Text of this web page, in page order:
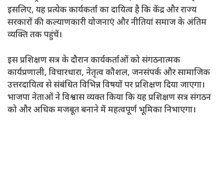
इसलिए, यह प्रत्येक कार्यकर्ता का दायित्व है कि केंद्र और राज्य
सरकारों की कल्याणकारी योजनाएं और नीतियां समाज के अंतिम
व्यक्ति तक पहुंचें।
इस प्रशिक्षण सत्र के दौरान कार्यकर्ताओं को संगठनात्मक
कार्यप्रणाली, विचारधारा, नेतृत्व कौशल, जनसंपर्क और सामाजिक
उत्तरदायित्व से संबंधित विभिन्न विषयों पर प्रशिक्षण दिया जाएगा।
भाजपा नेताओं ने विश्वास व्यक्त किया कि यह प्रशिक्षण सत्र संगठन
को और अधिक मजबूत बनाने में महत्वपूर्ण भूमिका निभाएगा।